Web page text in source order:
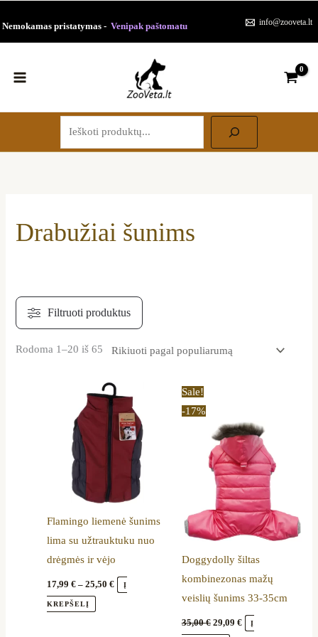
prie
Nemokamas pristatymas - Venipak paštomatu info@zooveta.lt
Drabužiai šunims
Rodoma 1–20 iš 65
pagal
Flamingo liemenė šunims
lima su užtrauktuku nuo
drėgmės ir vėjo
17,99€ – 25,50€
Price
range:
17,99 €
through
25,50 €
Į
KREPŠELĮ
This
product
The
options
may
be
chosen
on
Sale!
-17%
Doggydolly šiltas
kombinezonas mažų
veislių šunims 33-35cm
35,00€
35,00 €.
29,09 €
29,09 €.
Į
has
multiple
variants.
The
options
may
chosen
on
the
product